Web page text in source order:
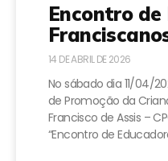
Encontro de
14 DE ABRIL DE 2026
No sábado dia 11/04/
de Promoção da
Francisco de Assis –
“Encontro de